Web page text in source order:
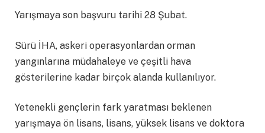
Yarışmaya son başvuru tarihi 28 Şubat.
Sürü İHA, askeri operasyonlardan orman
yangınlarına müdahaleye ve çeşitli hava
gösterilerine kadar birçok alanda kullanılıyor.
Yetenekli gençlerin fark yaratması beklenen
yarışmaya ön lisans, lisans, yüksek lisans ve doktora